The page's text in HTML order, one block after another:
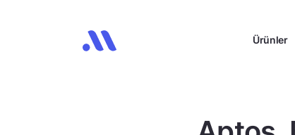
Ürünler